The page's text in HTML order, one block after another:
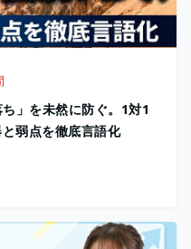
」を未然に防ぐ。1対1
弱点を徹底言語化